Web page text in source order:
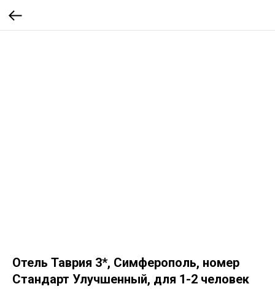
Отель Таврия 3*, Симферополь, номер
Стандарт Улучшенный, для 1-2 человек